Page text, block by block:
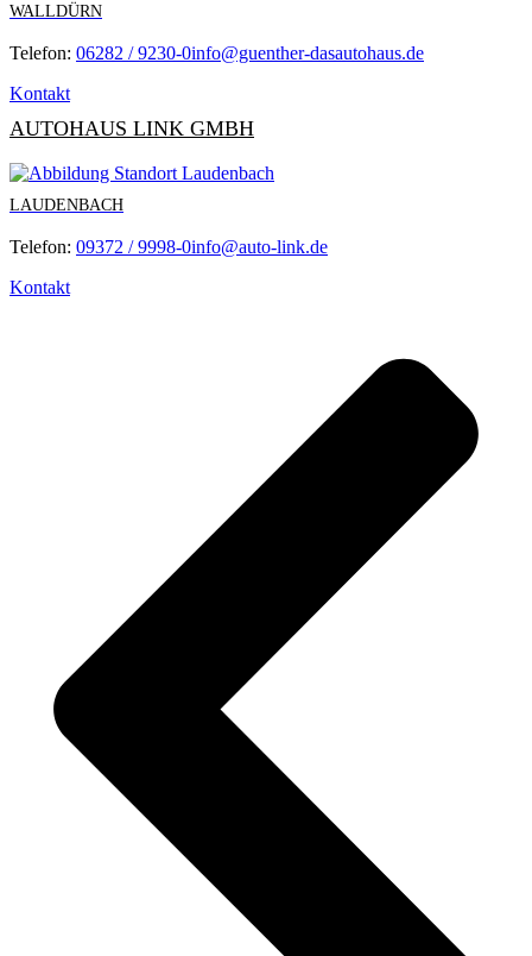
WALLDÜRN
Telefon: 06282 / 9230-0info@guenther-dasautohaus.de
Kontakt
AUTOHAUS LINK GMBH
LAUDENBACH
Telefon: 09372 / 9998-0info@auto-link.de
Kontakt